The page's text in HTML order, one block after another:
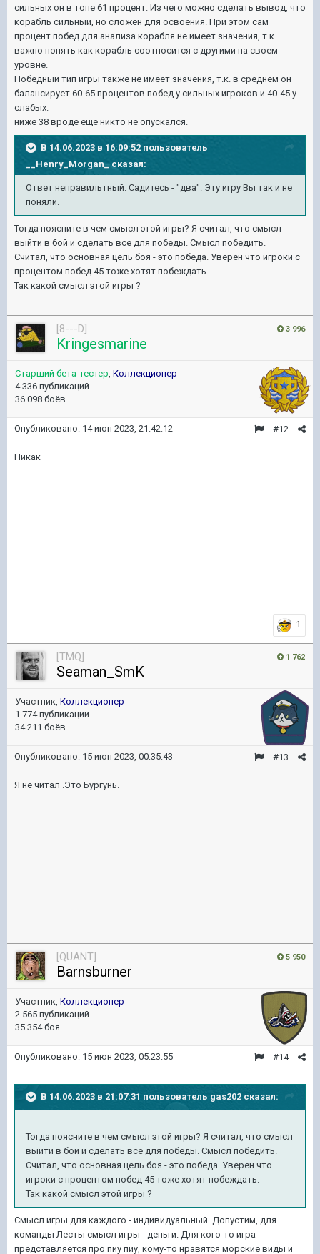
сильных он в топе 61 процент. Из чего можно сделать вывод, что
корабль сильный, но сложен для освоения. При этом сам
процент побед для анализа корабля не имеет значения, т.к.
важно понять как корабль соотносится с другими на своем
уровне.
Победный тип игры также не имеет значения, т.к. в среднем он
балансирует 60-65 процентов побед у сильных игроков и 40-45 у
слабых.
ниже 38 вроде еще никто не опускался.
В 14.06.2023 в 16:09:52 пользователь
__Henry_Morgan_ сказал:
Ответ неправильтный. Садитесь - "два". Эту игру Вы так и не
поняли.
Тогда поясните в чем смысл этой игры? Я считал, что смысл
выйти в бой и сделать все для победы. Смысл победить.
Считал, что основная цель боя - это победа. Уверен что игроки с
процентом побед 45 тоже хотят побеждать.
Так какой смысл этой игры ?
3 996
[8---D]
Kringesmarine
Старший бета-тестер, Коллекционер
4 336 публикаций
36 098 боёв
#12
Опубликовано: 14 июн 2023, 21:42:12
Никак
1
1 762
[TMQ]
Seaman_SmK
Участник, Коллекционер
1 774 публикации
34 211 боёв
#13
Опубликовано: 15 июн 2023, 00:35:43
Я не читал .Это Бургунь.
5 950
[QUANT]
Barnsburner
Участник, Коллекционер
2 565 публикаций
35 354 боя
#14
Опубликовано: 15 июн 2023, 05:23:55
В 14.06.2023 в 21:07:31 пользователь gas202 сказал:
Тогда поясните в чем смысл этой игры? Я считал, что смысл
выйти в бой и сделать все для победы. Смысл победить.
Считал, что основная цель боя - это победа. Уверен что
игроки с процентом побед 45 тоже хотят побеждать.
Так какой смысл этой игры ?
Смысл игры для каждого - индивидуальный. Допустим, для
команды Лесты смысл игры - деньги. Для кого-то игра
представляется про пиу пиу, кому-то нравятся морские виды и